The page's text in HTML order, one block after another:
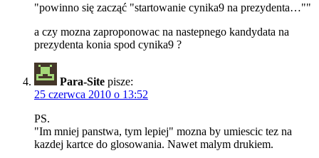
"powinno się zacząć "startowanie cynika9 na prezydenta…""
a czy mozna zaproponowac na nastepnego kandydata na
prezydenta konia spod cynika9 ?
Para-Site pisze:
25 czerwca 2010 o 13:52
PS.
"Im mniej panstwa, tym lepiej" mozna by umiescic tez na
kazdej kartce do glosowania. Nawet malym drukiem.